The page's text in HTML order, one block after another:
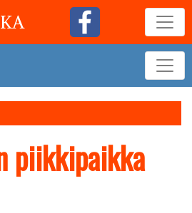
piikkipaikka